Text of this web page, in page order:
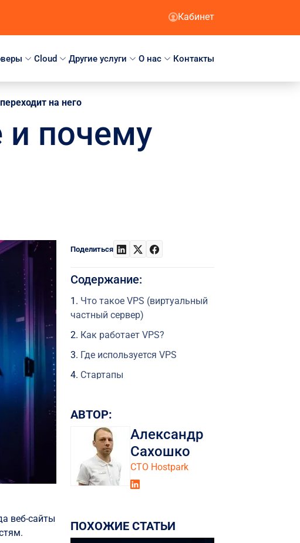
Кабинет
Cloud Другие услуги О нас Контакты
на него
и почему
веб-сайты
Поделиться
Содержание:
Что такое VPS (виртуальный
частный сервер)
Как работает VPS?
Где используется VPS
Стартапы
Корпоративные веб-сайты
Преимущества
использования ВПС в бизнесе
Улучшенная
производительность
Гибкость и
масштабируемость
АВТОР:
Александр
Сахошко
СТО Hostpark
ПОХОЖИЕ СТАТЬИ